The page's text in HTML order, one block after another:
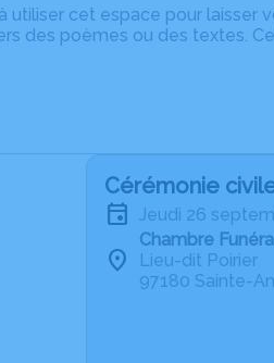
utiliser cet espace pour
des poèmes ou des textes.
Cérémonie
jeudi 26
Chambre
Lieu-dit Poirier
97180 Sainte-